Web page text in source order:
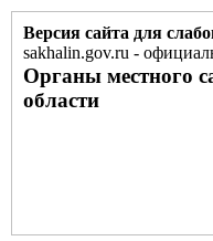
Версия сайта для
sakhalin.gov.ru -
Органы местного
области